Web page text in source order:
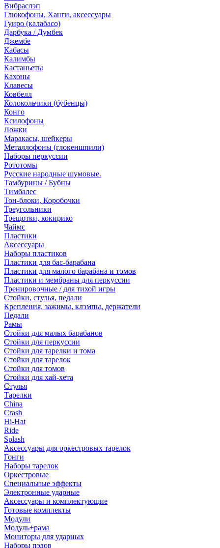
Вибраслэп
Глюкофоны, Ханги, аксессуары
Гуиро (калабасо)
Дарбука / Думбек
Джембе
Кабасы
Калимбы
Кастаньеты
Кахоны
Клавесы
Ковбелл
Колокольчики (бубенцы)
Конго
Ксилофоны
Ложки
Маракасы, шейкеры
Металлофоны (глокеншпили)
Наборы перкуссии
Рототомы
Русские народные шумовые.
Тамбурины / Бубны
Тимбалес
Тон-блоки, Коробочки
Треугольники
Трещотки, кокирико
Чаймс
Пластики
Аксессуары
Наборы пластиков
Пластики для бас-барабана
Пластики для малого барабана и томов
Пластики и мембраны для перкуссии
Тренировочные / для тихой игры
Стойки, стулья, педали
Крепления, зажимы, клэмпы, держатели
Педали
Рамы
Стойки для малых барабанов
Стойки для перкуссии
Стойки для тарелки и тома
Стойки для тарелок
Стойки для томов
Стойки для хай-хета
Стулья
Тарелки
China
Crash
Hi-Hat
Ride
Splash
Аксессуары для оркестровых тарелок
Гонги
Наборы тарелок
Оркестровые
Специальные эффекты
Электронные ударные
Аксессуары и комплектующие
Готовые комплекты
Модули
Модуль+рама
Мониторы для ударных
Наборы пэдов